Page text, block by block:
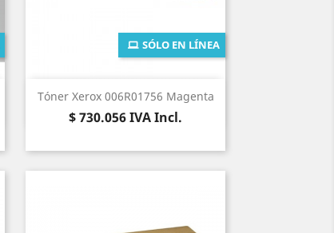
Tóner Xerox 006R01756 Magenta
Precio
$ 730.056IVA Incl.
SÓLO EN LÍNEA
Vista rápida